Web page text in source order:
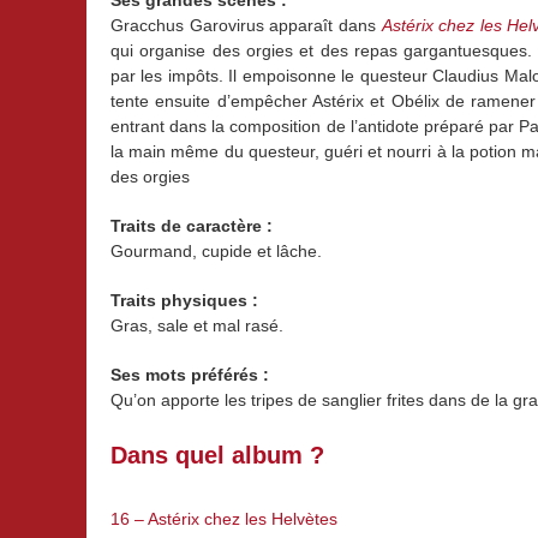
Gracchus Garovirus apparaît dans Astérix chez les
qui organise des orgies et des repas
par les impôts. Il empoisonne le questeur Claudius
tente ensuite d’empêcher Astérix et Obélix de
entrant dans la composition de l’antidote préparé par
la main même du questeur, guéri et nourri à la potion
des orgies
Traits de caractère :
Gourmand, cupide et lâche.
Traits physiques :
Gras, sale et mal rasé.
Ses mots préférés :
Qu’on apporte les tripes de sanglier frites dans de la
Dans quel album ?
16 – Astérix chez les Helvètes